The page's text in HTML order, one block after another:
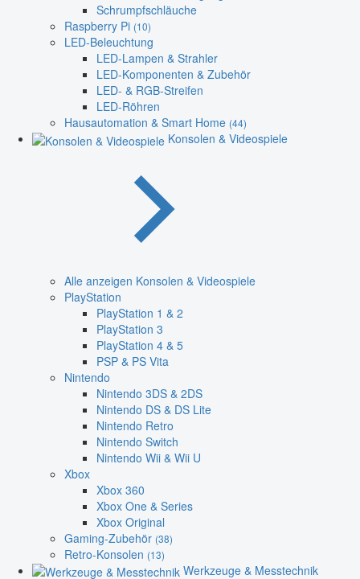
Schrumpfschläuche
Raspberry Pi (10)
LED-Beleuchtung
LED-Lampen & Strahler
LED-Komponenten & Zubehör
LED- & RGB-Streifen
LED-Röhren
Hausautomation & Smart Home (44)
Konsolen & Videospiele
Alle anzeigen Konsolen & Videospiele
PlayStation
PlayStation 1 & 2
PlayStation 3
PlayStation 4 & 5
PSP & PS Vita
Nintendo
Nintendo 3DS & 2DS
Nintendo DS & DS Lite
Nintendo Retro
Nintendo Switch
Nintendo Wii & Wii U
Xbox
Xbox 360
Xbox One & Series
Xbox Original
Gaming-Zubehör (38)
Retro-Konsolen (13)
Werkzeuge & Messtechnik